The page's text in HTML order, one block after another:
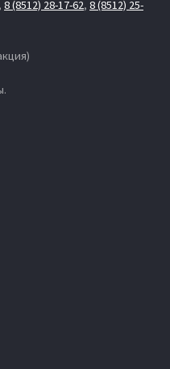
8 (8512) 28-17-62, 8 (8512) 25-